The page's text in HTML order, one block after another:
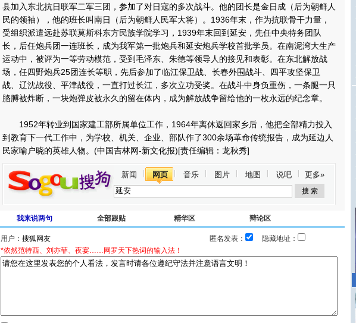
县加入东北抗日联军二军三团，参加了对日寇的多次战斗。他的团长是金日成（后为朝鲜人
民的领袖），他的班长叫南日（后为朝鲜人民军大将）。1936年末，作为抗联骨干力量，
受组织派遣远赴苏联莫斯科东方民族学院学习，1939年末回到延安，先任中央特务团队
长，后任炮兵团一连班长，成为我军第一批炮兵和延安炮兵学校首批学员。在南泥湾大生产
运动中，被评为一等劳动模范，受到毛泽东、朱德等领导人的接见和表彰。在东北解放战
场，任四野炮兵25团连长等职，先后参加了临江保卫战、长春外围战斗、四平攻坚保卫
战、辽沈战役、平津战役，一直打过长江，多次立功受奖。在战斗中身负重伤，一条腿一只
胳膊被炸断，一块炮弹皮被永久的留在体内，成为解放战争留给他的一枚永远的纪念章。
1952年转业到国家建工部所属单位工作，1964年离休返回家乡后，他把全部精力投入
到教育下一代工作中，为学校、机关、企业、部队作了300余场革命传统报告，成为延边人
民家喻户晓的英雄人物。(中国吉林网-新文化报)[责任编辑：龙秋秀]
新闻 网页 音乐 图片 地图 说吧 更多»
我来说两句 全部跟贴 精华区 辩论区
用户： 匿名发表：
隐藏地址：
*依然范特西、刘亦菲、夜宴……网罗天下热词的输入法！